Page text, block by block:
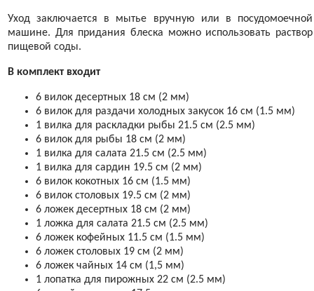
Уход заключается в мытье вручную или в посудомоечной
машине. Для придания блеска можно использовать раствор
пищевой соды.
В комплект входит
6 вилок десертных 18 см (2 мм)
6 вилок для раздачи холодных закусок 16 см (1.5 мм)
1 вилка для раскладки рыбы 21.5 см (2.5 мм)
6 вилок для рыбы 18 см (2 мм)
1 вилка для салата 21.5 см (2.5 мм)
1 вилка для сардин 19.5 см (2 мм)
6 вилок кокотных 16 см (1.5 мм)
6 вилок столовых 19.5 см (2 мм)
6 ложек десертных 18 см (2 мм)
1 ложка для салата 21.5 см (2.5 мм)
6 ложек кофейных 11.5 см (1.5 мм)
6 ложек столовых 19 см (2 мм)
6 ложек чайных 14 см (1,5 мм)
1 лопатка для пирожных 22 см (2.5 мм)